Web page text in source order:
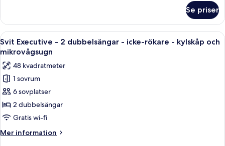
icke-
rökare
-
kylskåp
och
mikrovågsugn
Executive
1
kingsize-
icke-
rökare
-
kylskåp
mikrovågsugn
Se priser
Öppna
alla
foton
för
Svit
Executive
-
2
dubbelsängar
-
Ett hotellrum med två sängar, ett
5
Svit Executive - 2 dubbelsängar - icke-rökare - kylskåp och
mikrovågsugn
48 kvadratmeter
1 sovrum
6 sovplatser
2 dubbelsängar
Gratis wi-fi
Mer information
Mer